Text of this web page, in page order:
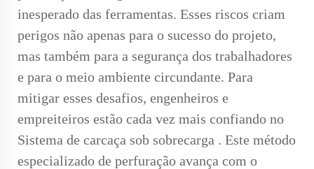
inesperado das ferramentas. Esses riscos criam
perigos não apenas para o sucesso do projeto,
mas também para a segurança dos trabalhadores
e para o meio ambiente circundante. Para
mitigar esses desafios, engenheiros e
empreiteiros estão cada vez mais confiando no
Sistema de carcaça sob sobrecarga . Este método
especializado de perfuração avança com o